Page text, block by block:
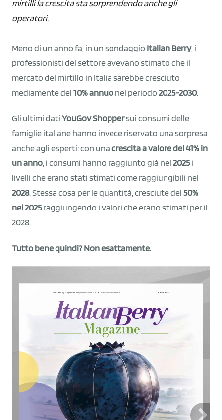
mirtilli la crescita sta sorprendendo anche gli
operatori.
Meno di un anno fa, in un sondaggio Italian Berry, i
professionisti del settore avevano stimato che il
mercato del mirtillo in Italia sarebbe cresciuto
mediamente del10% annuonel periodo2025-2030.
Gli ultimi datiYouGov Shoppersui consumi delle
famiglie italiane hanno invece riservato una sorpresa
anche agli esperti: con unacrescita a valore del 41% in
un anno, i consumi hanno raggiunto già nel2025i
livelli che erano stati stimati come raggiungibili nel
2028. Stessa cosa per le quantità, cresciute del50%
nel 2025raggiungendo i valori che erano stimati per il
2028.
Tutto bene quindi? Non esattamente.